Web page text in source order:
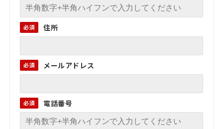
住所
メールアドレス
電話番号